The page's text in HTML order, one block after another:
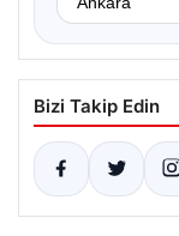
Bizi Takip Edin